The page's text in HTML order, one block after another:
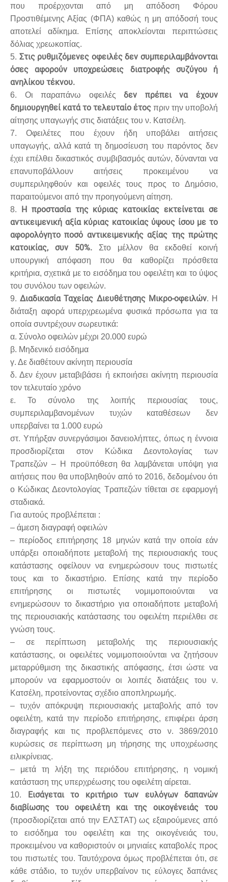
που προέρχονται από μη απόδοση Φόρου
Προστιθέμενης Αξίας (ΦΠΑ) καθώς η μη απόδοσή τους
αποτελεί αδίκημα. Επίσης αποκλείονται περιπτώσεις
δόλιας χρεωκοπίας.
5. Στις ρυθμιζόμενες οφειλές δεν συμπεριλαμβάνονται
όσες αφορούν υποχρεώσεις διατροφής συζύγου ή
ανηλίκου τέκνου.
6. Οι παραπάνω οφειλέςδεν πρέπει να έχουν
δημιουργηθεί κατά το τελευταίο έτος πριν την υποβολή
αίτησης υπαγωγής στις διατάξεις του ν. Κατσέλη.
7. Οφειλέτες που έχουν ήδη υποβάλει αιτήσεις
υπαγωγής, αλλά κατά τη δημοσίευση του παρόντος δεν
έχει επέλθει δικαστικός συμβιβασμός αυτών, δύνανται να
επανυποβάλλουν αιτήσεις προκειμένου να
συμπεριληφθούν και οφειλές τους προς το Δημόσιο,
παραιτούμενοι από την προηγούμενη αίτηση.
8. Η προστασία της κύριας κατοικίας εκτείνεται σε
αντικειμενική αξία κύριας κατοικίας ύψους ίσου με το
αφορολόγητο ποσό αντικειμενικής αξίας της πρώτης
κατοικίας, συν 50%. Στο μέλλον θα εκδοθεί κοινή
υπουργική απόφαση που θα καθορίζει πρόσθετα
κριτήρια, σχετικά με το εισόδημα του οφειλέτη και το ύψος
του συνόλου των οφειλών.
9.Διαδικασία Ταχείας Διευθέτησης Μικρο-οφειλών. Η
διάταξη αφορά υπερχρεωμένα φυσικά πρόσωπα για τα
οποία συντρέχουν σωρευτικά:
α. Σύνολο οφειλών μέχρι 20.000 ευρώ
β. Μηδενικό εισόδημα
γ. Δε διαθέτουν ακίνητη περιουσία
δ. Δεν έχουν μεταβιβάσει ή εκποιήσει ακίνητη περιουσία
τον τελευταίο χρόνο
ε. Το σύνολο της λοιπής περιουσίας τους,
συμπεριλαμβανομένων τυχών καταθέσεων δεν
υπερβαίνει τα 1.000 ευρώ
στ. Υπήρξαν συνεργάσιμοι δανειολήπτες, όπως η έννοια
προσδιορίζεται στον Κώδικα Δεοντολογίας των
Τραπεζών – Η προϋπόθεση θα λαμβάνεται υπόψη για
αιτήσεις που θα υποβληθούν από το 2016, δεδομένου ότι
ο Κώδικας Δεοντολογίας Τραπεζών τίθεται σε εφαρμογή
σταδιακά.
Για αυτούς προβλέπεται :
– άμεση διαγραφή οφειλών
– περίοδος επιτήρησης 18 μηνών κατά την οποία εάν
υπάρξει οποιαδήποτε μεταβολή της περιουσιακής τους
κατάστασης οφείλουν να ενημερώσουν τους πιστωτές
τους και το δικαστήριο. Επίσης κατά την περίοδο
επιτήρησης οι πιστωτές νομιμοποιούνται να
ενημερώσουν το δικαστήριο για οποιαδήποτε μεταβολή
της περιουσιακής κατάστασης του οφειλέτη περιέλθει σε
γνώση τους.
– σε περίπτωση μεταβολής της περιουσιακής
κατάστασης, οι οφειλέτες νομιμοποιούνται να ζητήσουν
μεταρρύθμιση της δικαστικής απόφασης, έτσι ώστε να
μπορούν να εφαρμοστούν οι λοιπές διατάξεις του ν.
Κατσέλη, προτείνοντας σχέδιο αποπληρωμής.
– τυχόν απόκρυψη περιουσιακής μεταβολής από τον
οφειλέτη, κατά την περίοδο επιτήρησης, επιφέρει άρση
διαγραφής και τις προβλεπόμενες στο ν. 3869/2010
κυρώσεις σε περίπτωση μη τήρησης της υποχρέωσης
ειλικρίνειας.
– μετά τη λήξη της περιόδου επιτήρησης, η νομική
κατάσταση της υπερχρέωσης του οφειλέτη αίρεται.
10. Εισάγεται το κριτήριο των ευλόγων δαπανών
διαβίωσης του οφειλέτη και της οικογένειάς του
(προσδιορίζεται από την ΕΛΣΤΑΤ) ως εξαιρούμενες από
το εισόδημα του οφειλέτη και της οικογένειάς του,
προκειμένου να καθοριστούν οι μηνιαίες καταβολές προς
του πιστωτές του. Ταυτόχρονα όμως προβλέπεται ότι, σε
κάθε στάδιο, το τυχόν υπερβαίνον τις εύλογες δαπάνες